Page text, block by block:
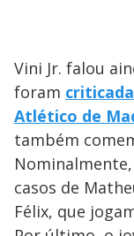
Vini Jr. falou
foram
Atlético de
também
casos de
Félix, que